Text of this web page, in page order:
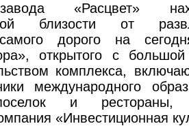
«Расцвет»
близости от
дорого на
открытого с
комплекса,
международного
и рестораны,
«Инвестиционная